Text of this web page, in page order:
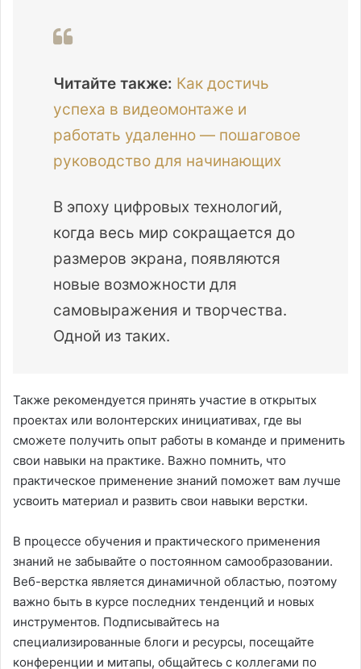
Читайте также: Как достичь
успеха в видеомонтаже и
работать удаленно — пошаговое
руководство для начинающих
В эпоху цифровых технологий,
когда весь мир сокращается до
размеров экрана, появляются
новые возможности для
самовыражения и творчества.
Одной из таких.
Также рекомендуется принять участие в открытых
проектах или волонтерских инициативах, где вы
сможете получить опыт работы в команде и применить
свои навыки на практике. Важно помнить, что
практическое применение знаний поможет вам лучше
усвоить материал и развить свои навыки верстки.
В процессе обучения и практического применения
знаний не забывайте о постоянном самообразовании.
Веб-верстка является динамичной областью, поэтому
важно быть в курсе последних тенденций и новых
инструментов. Подписывайтесь на
специализированные блоги и ресурсы, посещайте
конференции и митапы, общайтесь с коллегами по